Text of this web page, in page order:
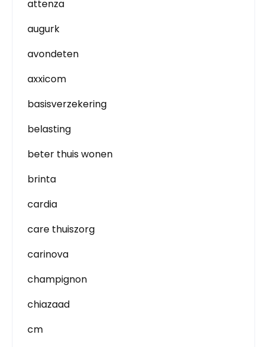
attenza
augurk
avondeten
axxicom
basisverzekering
belasting
beter thuis wonen
brinta
cardia
care thuiszorg
carinova
champignon
chiazaad
cm